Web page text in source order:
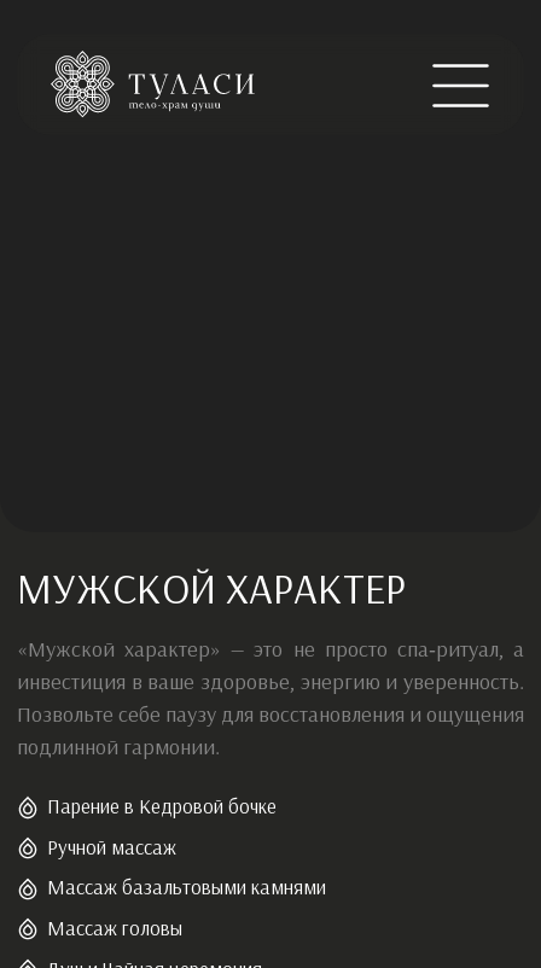
Ручной массаж
Парение в Кедровой бочке
Душ и Чайная церемония
Массаж головы
Записаться Сертификат
4500 ₽ 120минут
ПОДАРОЧНЫЙ СЕРТИФИКАТ